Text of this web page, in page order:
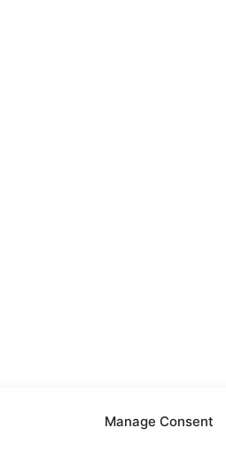
Manage Consent